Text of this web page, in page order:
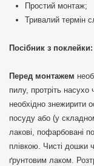
Простий монтаж;
Тривалий термін
Посібник з поклейки:
Перед монтажем
пилу, протріть
необхідно знежирити
посуду або (у
лакові, пофарбовані
плівкою. Чисті дошки
ґрунтовим лаком.